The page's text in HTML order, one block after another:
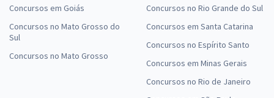
Concursos em Goiás
Concursos no Mato Grosso do
Sul
Concursos no Mato Grosso
Concursos no Rio Grande do Sul
Concursos em Santa Catarina
Concursos no Espírito Santo
Concursos em Minas Gerais
Concursos no Rio de Janeiro